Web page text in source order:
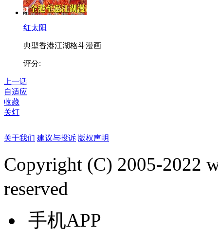
红太阳
典型香港江湖格斗漫画
评分:
上一话
自适应
收藏
关灯
关于我们 建议与投诉 版权声明
Copyright (C) 2005-2022
reserved
手机APP